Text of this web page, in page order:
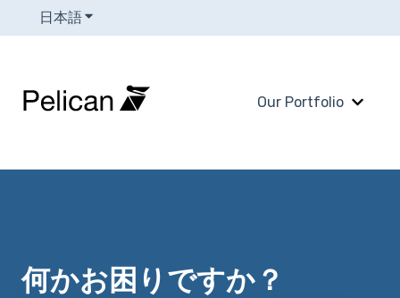
日本語翻訳のサブメニューを表示
Our Portfolio
Our
何かお困りですか？